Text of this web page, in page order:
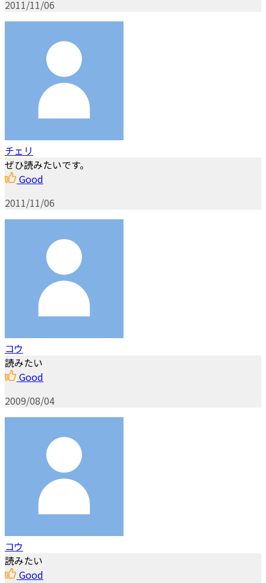
2011/11/06
チェリ
ぜひ読みたいです。
Good
2011/11/06
コウ
読みたい
Good
2009/08/04
コウ
読みたい
Good